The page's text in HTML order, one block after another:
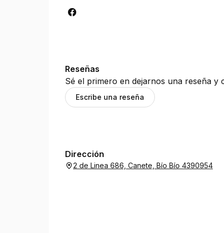
Reseñas
Sé el primero en dejarnos una reseña
Escribe una reseña
Dirección
2 de Linea 686, Canete, Bío Bío 4390954